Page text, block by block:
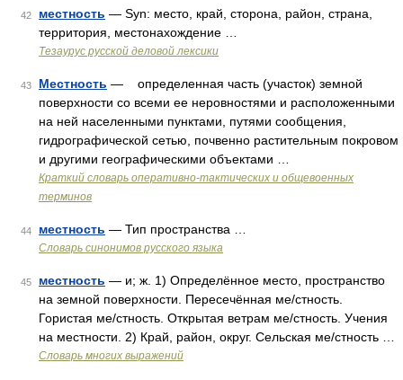
42 местность — Syn: место, край, сторона, район, страна,
территория, местонахождение …
Тезаурус русской деловой лексики
43 Местность — определенная часть (участок) земной
поверхности со всеми ее неровностями и расположенными
на ней населенными пунктами, путями сообщения,
гидрографической сетью, почвенно растительным покровом
и другими географическими объектами …
Краткий словарь оперативно-тактических и общевоенных
терминов
44 местность — Тип пространства …
Словарь синонимов русского языка
45 местность — и; ж. 1) Определённое место, пространство
на земной поверхности. Пересечённая ме/стность.
Гористая ме/стность. Открытая ветрам ме/стность. Учения
на местности. 2) Край, район, округ. Сельская ме/стность …
Словарь многих выражений